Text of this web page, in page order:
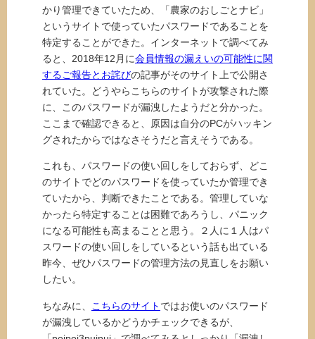
かり管理できていたため、「農家のおしごとナビ」
というサイトで使っていたパスワードであることを
特定することができた。インターネットで調べてみ
ると、2018年12月に会員情報の漏えいの可能性に関
するご報告とお詫びの記事がそのサイト上で公開さ
れていた。どうやらこちらのサイトが攻撃された際
に、このパスワードが漏洩したようだと分かった。
ここまで確認できると、原因は自分のPCがハッキン
グされたからではなさそうだと言えそうである。
これも、パスワードの使い回しをしておらず、どこ
のサイトでどのパスワードを使っていたか管理でき
ていたから、判断できたことである。管理していな
かったら特定することは困難であろうし、パニック
になる可能性も高まることと思う。２人に１人はパ
スワードの使い回しをしているという話も出ている
昨今、ぜひパスワードの管理方法の見直しをお願い
したい。
ちなみに、 こちらのサイト ではお使いのパスワード
が漏洩しているかどうかチェックできるが、